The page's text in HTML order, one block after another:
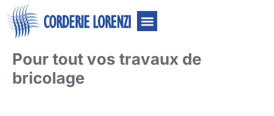
Pour tout vos travaux de
bricolage